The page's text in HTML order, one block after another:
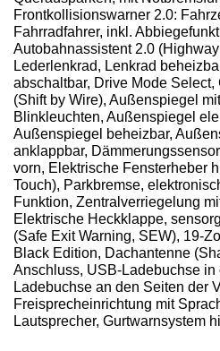
Frontkollisionswarner 2.0:
Fahrradfahrer, inkl.
Autobahnassistent 2.0
Lederlenkrad, Lenkrad
abschaltbar, Drive Mode
(Shift by Wire), Außenspiegel
Blinkleuchten, Außenspiegel
Außenspiegel beheizbar,
anklappbar,
vorn, Elektrische Fensterheber
Touch), Parkbremse,
Funktion, Zentralverriegelung
Elektrische Heckklappe,
(Safe Exit Warning, SEW), 19-
Black Edition, Dachantenne
Anschluss, USB-Ladebuchse
Ladebuchse an den Seiten der
Freisprecheinrichtung mit
Lautsprecher, Gurtwarnsystem